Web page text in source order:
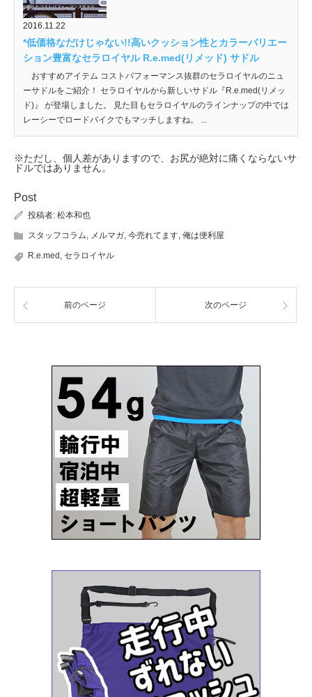
2016.11.22
*低価格なだけじゃない!!高いクッション性とカラーバリエー
ション豊富なセラロイヤル R.e.med(リメッド) サドル
おすすめアイテム コストパフォーマンス抜群のセラロイヤルのニュ
ーサドルをご紹介！ セラロイヤルから新しいサドル『R.e.med(リメッ
ド)』 が登場しました。 見た目もセラロイヤルのラインナップの中では
レーシーでロードバイクでもマッチしますね。 ...
※ただし、個人差がありますので、お尻が絶対に痛くならないサ
ドルではありません。
Post
投稿者: 松本和也
スタッフコラム メルマガ 今売れてます 俺は便利屋
R.e.med セラロイヤル
前のページ 次のページ